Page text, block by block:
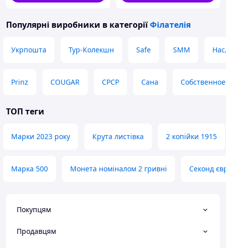
Популярні виробники в категоріїФілателія
Укрпошта Тур-Колекшн Safe SMM
Prinz COUGAR СРСР Сана
ТОП теги
Марки 2023 року Крута листівка 2 копійки 1915
Марка 500 Монета номіналом 2 гривні Секонд
Покупцям
Продавцям